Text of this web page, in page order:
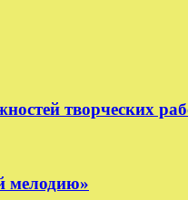
творческих
мелодию»